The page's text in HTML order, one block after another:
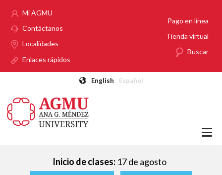
Mi AGMU
Contáctanos
Localidades
Enlaces rápidos
Pago en línea
Tienda virtual
Buscar
English Español
Inicio de clases: 17 de agosto